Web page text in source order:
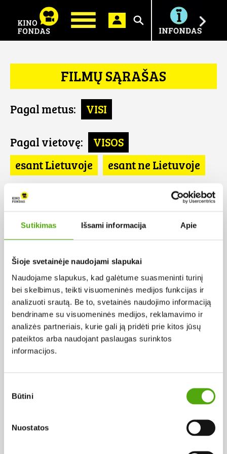
Sutikimas Išsami informacija Apie
Šioje svetainėje naudojami slapukai
Naudojame slapukus, kad galėtume suasmeninti turinį
bei skelbimus, teikti visuomeninės medijos funkcijas ir
analizuoti srautą. Be to, svetainės naudojimo informaciją
bendriname su visuomeninės medijos, reklamavimo ir
analizės partneriais, kurie gali ją pridėti prie kitos jūsų
pateiktos arba naudojant paslaugas surinktos
informacijos.
pasirinkimas
Būtini
Nuostatos
Ieškoti
FILMŲ SĄRAŠAS
Pagal metus: VISI
Pagal vietovę:
VISOS
esant Lietuvoje
esant ne Lietuvoje
Pagal šalį:
UK
Pagal abėcėlę:
Rezultatų nerasta...